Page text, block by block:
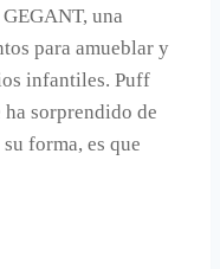
una
para amueblar y
infantiles. Puff
sorprendido de
forma, es que